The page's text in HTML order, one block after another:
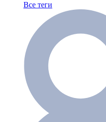
Все теги